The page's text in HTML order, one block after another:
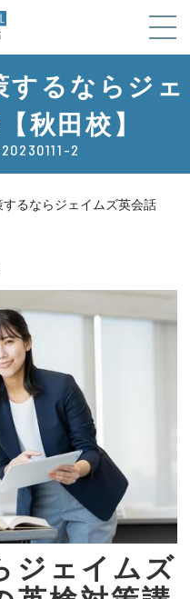
するならジェ
秋田校】
2
るならジェイムズ英会話
ジェイムズ